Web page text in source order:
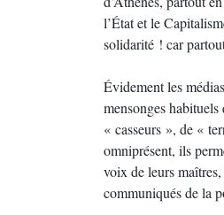
l’État et le
solidarité ! car
Évidement les
mensonges
« casseurs », de «
omniprésent, ils
voix de leurs
communiqués de la